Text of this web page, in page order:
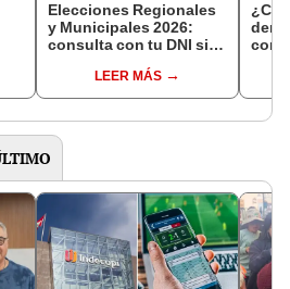
Elecciones Regionales
y Municipales 2026:
consulta con tu DNI si
de mesa para este 4 de
octubre en el link oficial
LEER MÁS
con